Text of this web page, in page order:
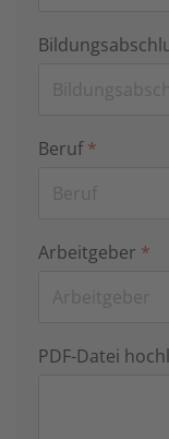
Beruf*
Arbeitgeber *
PDF-Datei